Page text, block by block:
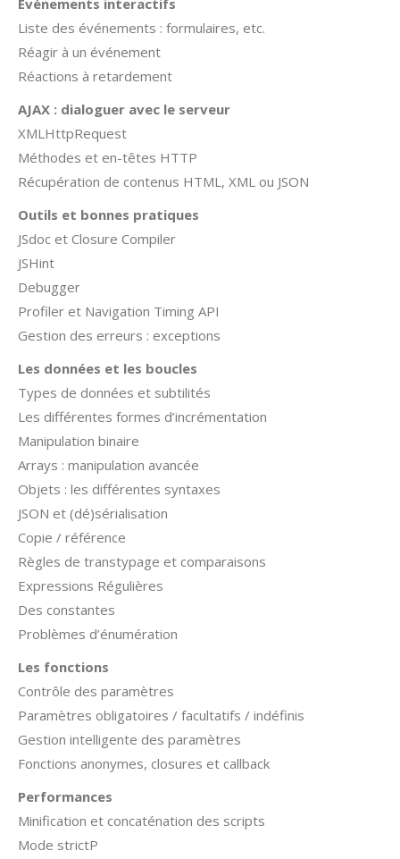
Evénements interactifs
Liste des événements : formulaires, etc.
Réagir à un événement
Réactions à retardement
AJAX : dialoguer avec le serveur
XMLHttpRequest
Méthodes et en-têtes HTTP
Récupération de contenus HTML, XML ou JSON
Outils et bonnes pratiques
JSdoc et Closure Compiler
JSHint
Debugger
Profiler et Navigation Timing API
Gestion des erreurs : exceptions
Les données et les boucles
Types de données et subtilités
Les différentes formes d’incrémentation
Manipulation binaire
Arrays : manipulation avancée
Objets : les différentes syntaxes
JSON et (dé)sérialisation
Copie / référence
Règles de transtypage et comparaisons
Expressions Régulières
Des constantes
Problèmes d’énumération
Les fonctions
Contrôle des paramètres
Paramètres obligatoires / facultatifs / indéfinis
Gestion intelligente des paramètres
Fonctions anonymes, closures et callback
Performances
Minification et concaténation des scripts
Mode strictP